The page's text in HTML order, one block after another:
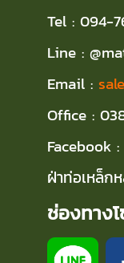
Tel : 094-
Line :
Email :
Office :
Facebook :
ฝ่าท่อเหล็ก
ช่องทาง